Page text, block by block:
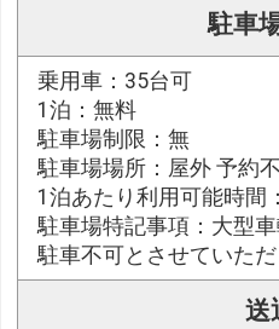
駐車
乗用車：35台可
1泊：無料
駐車場制限：無
駐車場場所：屋外 予約
1泊あたり利用可能時間
駐車場特記事項：大型
駐車不可とさせていただ
送